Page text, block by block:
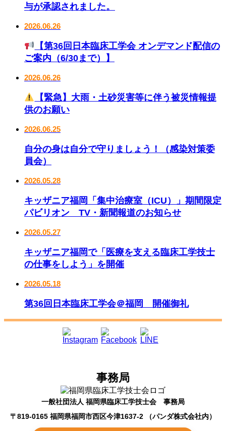
与が承認されました。
2026.06.26
【第36回日本臨床工学会 オンデマンド配信の
ご案内（6/30まで）】
2026.06.26
【緊急】大雨・土砂災害等に伴う被災情報提
供のお願い
2026.06.25
自分の身は自分で守りましょう！（感染対策委
員会）
2026.05.28
キッザニア福岡「集中治療室（ICU）」期間限定
パビリオン TV・新聞報道のお知らせ
2026.05.27
キッザニア福岡で「医療を支える臨床工学技士
の仕事をしよう」を開催
2026.05.18
第36回日本臨床工学会＠福岡 開催御礼
事務局
一般社団法人 福岡県臨床工学技士会 事務局
〒819-0165 福岡県福岡市西区今津1637-2 （パンダ株式会社内）